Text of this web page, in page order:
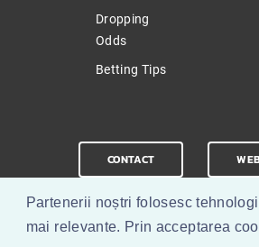
Partenerii noștri folosesc
mai relevante. Prin acceptarea
Dropping
Odds
Betting Tips
CONTACT